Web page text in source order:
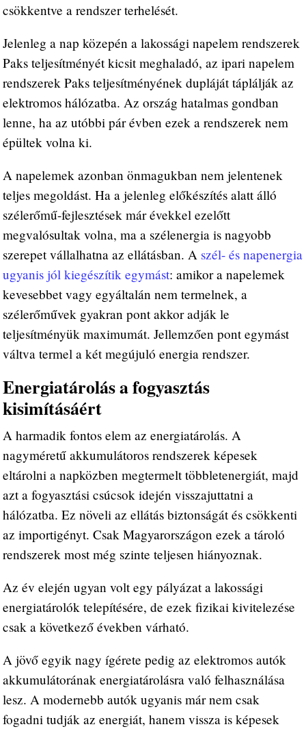
csökkentve a rendszer terhelését.
Jelenleg a nap közepén a lakossági napelem rendszerek
Paks teljesítményét kicsit meghaladó, az ipari napelem
rendszerek Paks teljesítményének dupláját táplálják az
elektromos hálózatba. Az ország hatalmas gondban
lenne, ha az utóbbi pár évben ezek a rendszerek nem
épültek volna ki.
A napelemek azonban önmagukban nem jelentenek
teljes megoldást. Ha a jelenleg előkészítés alatt álló
szélerőmű-fejlesztések már évekkel ezelőtt
megvalósultak volna, ma a szélenergia is nagyobb
szerepet vállalhatna az ellátásban. A szél- és napenergia
ugyanis jól kiegészítik egymást: amikor a napelemek
kevesebbet vagy egyáltalán nem termelnek, a
szélerőművek gyakran pont akkor adják le
teljesítményük maximumát. Jellemzően pont egymást
váltva termel a két megújuló energia rendszer.
Energiatárolás a fogyasztás
kisimításáért
A harmadik fontos elem az energiatárolás. A
nagyméretű akkumulátoros rendszerek képesek
eltárolni a napközben megtermelt többletenergiát, majd
azt a fogyasztási csúcsok idején visszajuttatni a
hálózatba. Ez növeli az ellátás biztonságát és csökkenti
az importigényt. Csak Magyarországon ezek a tároló
rendszerek most még szinte teljesen hiányoznak.
Az év elején ugyan volt egy pályázat a lakossági
energiatárolók telepítésére, de ezek fizikai kivitelezése
csak a következő években várható.
A jövő egyik nagy ígérete pedig az elektromos autók
akkumulátorának energiatárolásra való felhasználása
lesz. A modernebb autók ugyanis már nem csak
fogadni tudják az energiát, hanem vissza is képesek